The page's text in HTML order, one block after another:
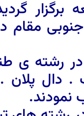
برگزار
مقام
رشته ی
پلان
نمودند.